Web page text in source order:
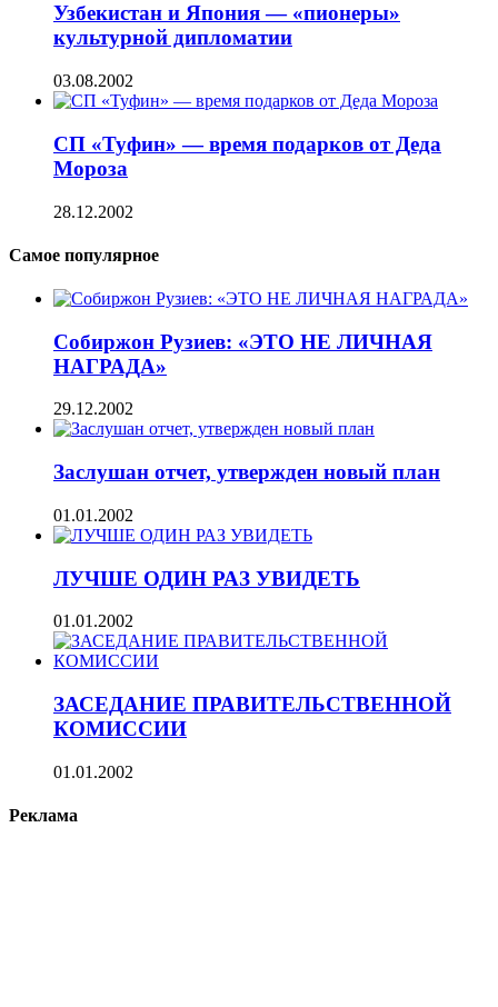
Узбекистан и Япония — «пионеры»
культурной дипломатии
03.08.2002
СП «Туфин» — время подарков от Деда
Мороза
28.12.2002
Самое популярное
Собиржон Рузиев: «ЭТО НЕ ЛИЧНАЯ
НАГРАДА»
29.12.2002
Заслушан отчет, утвержден новый план
01.01.2002
ЛУЧШЕ ОДИН РАЗ УВИДЕТЬ
01.01.2002
ЗАСЕДАНИЕ ПРАВИТЕЛЬСТВЕННОЙ
КОМИССИИ
01.01.2002
Реклама